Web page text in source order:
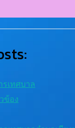
เทศบาล
ข้อง